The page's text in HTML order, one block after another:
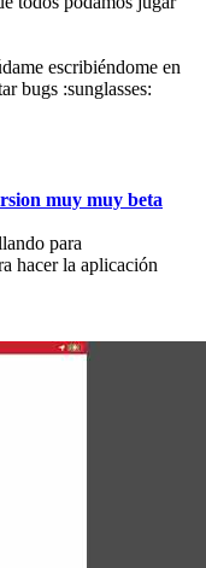
escribiéndome en
bugs :sunglasses:
muy muy beta
para
hacer la aplicación